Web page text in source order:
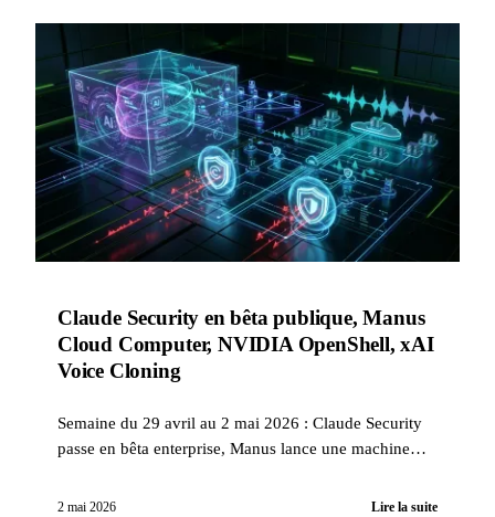
Claude Security en bêta publique, Manus
Cloud Computer, NVIDIA OpenShell, xAI
Voice Cloning
Semaine du 29 avril au 2 mai 2026 : Claude Security
passe en bêta enterprise, Manus lance une machine
agents IA, xAI clône des voix en 2 minutes.
2 mai 2026 Lire la suite